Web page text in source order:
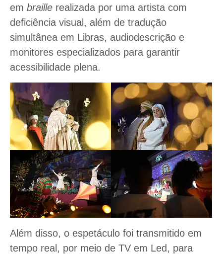
em braille realizada por uma artista com
deficiência visual, além de tradução
simultânea em Libras, audiodescrição e
monitores especializados para garantir
acessibilidade plena.
Além disso, o espetáculo foi transmitido em
tempo real, por meio de TV em Led, para